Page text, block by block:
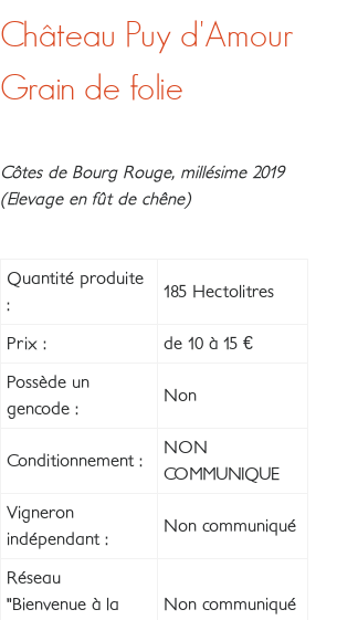
Château Puy d'Amour
Grain de folie
Côtes de Bourg Rouge, millésime 2019
(Elevage en fût de chêne)
Quantité produite
:
185 Hectolitres
Prix : de 10 à 15 €
Possède un
gencode :
Non
Conditionnement :
NON
COMMUNIQUE
Vigneron
indépendant :
Non communiqué
Réseau
"Bienvenue à la
Non communiqué